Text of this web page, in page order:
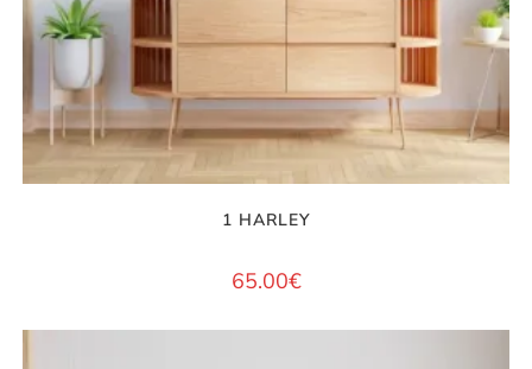
1 HARLEY
65.00€